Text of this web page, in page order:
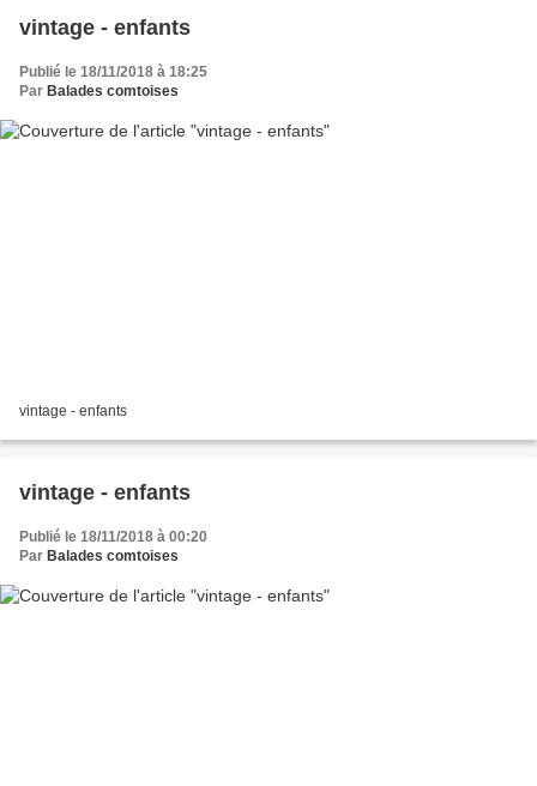
vintage - enfants
Publié le 18/11/2018 à 18:25
Par Balades comtoises
vintage - enfants
vintage - enfants
Publié le 18/11/2018 à 00:20
Par Balades comtoises